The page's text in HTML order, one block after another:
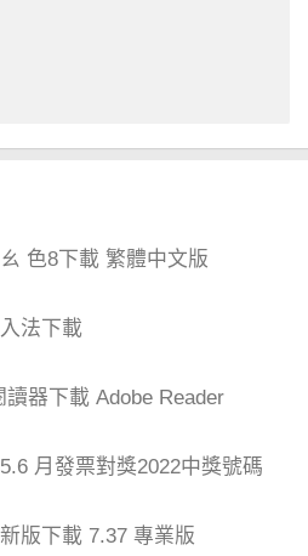
色8下載 繁體中文版
法下載
讀器下載 Adobe Reader
月發票對獎2022中獎號碼
版下載 7.37 專業版